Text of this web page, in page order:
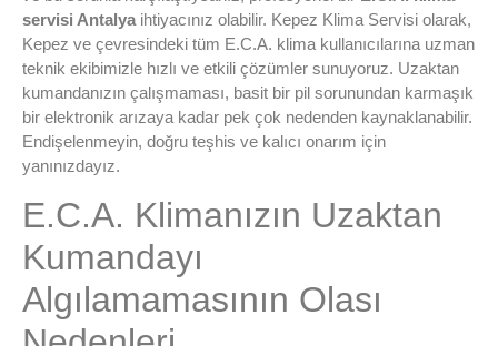
servisi Antalya ihtiyacınız olabilir. Kepez Klima Servisi olarak,
Kepez ve çevresindeki tüm E.C.A. klima kullanıcılarına uzman
teknik ekibimizle hızlı ve etkili çözümler sunuyoruz. Uzaktan
kumandanızın çalışmaması, basit bir pil sorunundan karmaşık
bir elektronik arızaya kadar pek çok nedenden kaynaklanabilir.
Endişelenmeyin, doğru teşhis ve kalıcı onarım için
yanınızdayız.
E.C.A. Klimanızın Uzaktan
Kumandayı
Algılamamasının Olası